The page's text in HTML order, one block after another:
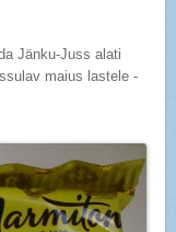
Jänku-Juss alati
maius lastele -